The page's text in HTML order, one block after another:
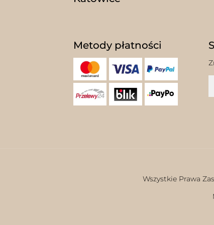
Metody płatności
Wszystkie Prawa